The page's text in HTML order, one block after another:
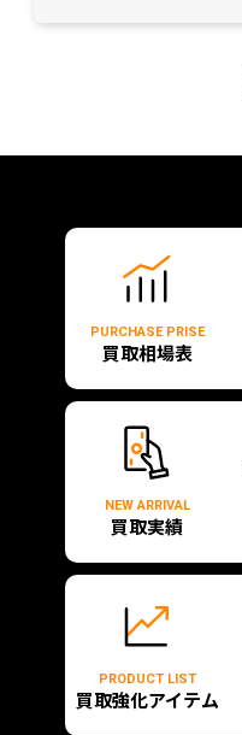
PURCHASE PRISE
買取相場表
NEW ARRIVAL
買取実績
PRODUCT LIST
買取強化アイテム